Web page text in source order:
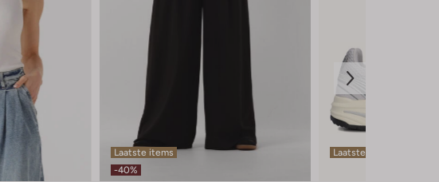
Laatste items
-40%
Laatste items